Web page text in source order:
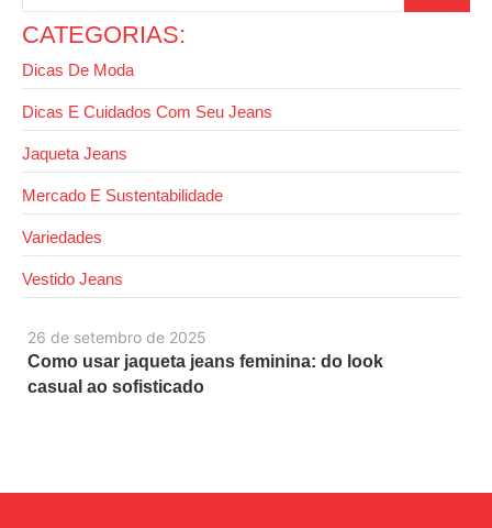
26 de setembro de 2025
Como usar jaqueta jeans feminina: do look
casual ao sofisticado
CATEGORIAS:
Dicas De Moda
Dicas E Cuidados Com Seu Jeans
Jaqueta Jeans
Mercado E Sustentabilidade
Variedades
Vestido Jeans